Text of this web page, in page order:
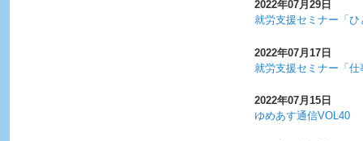
2022年07月29日
就労支援セミナー「
2022年07月17日
就労支援セミナー「
2022年07月15日
ゆめあす通信VOL40